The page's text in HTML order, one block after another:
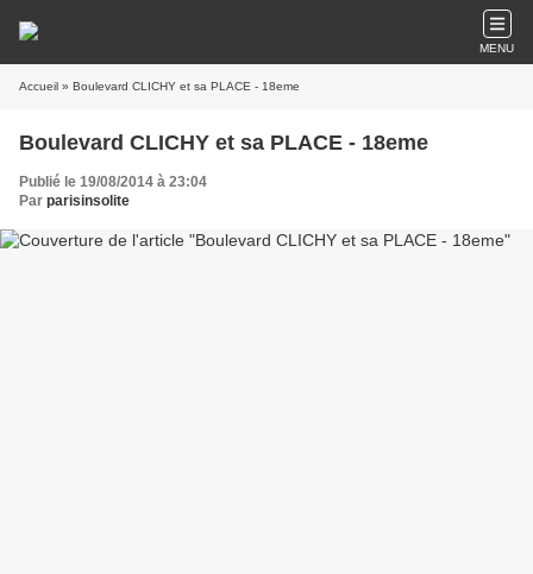
MENU
Accueil » Boulevard CLICHY et sa PLACE - 18eme
Boulevard CLICHY et sa PLACE - 18eme
Publié le 19/08/2014 à 23:04
Par parisinsolite